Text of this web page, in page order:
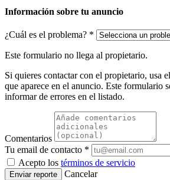
Información sobre tu anuncio
¿Cuál es el problema? *
Este formulario no llega al propietario.
Si quieres contactar con el propietario, usa
que aparece en el anuncio. Este formulario
informar de errores en el listado.
Comentarios
Tu email de contacto *
Acepto los términos de servicio
Enviar reporte
Cancelar